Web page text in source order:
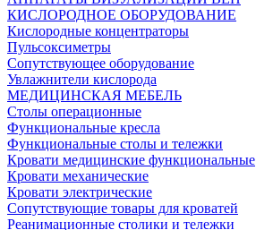
КИСЛОРОДНОЕ ОБОРУДОВАНИЕ
Кислородные концентраторы
Пульсоксиметры
Сопутствующее оборудование
Увлажнители кислорода
МЕДИЦИНСКАЯ МЕБЕЛЬ
Столы операционные
Функциональные кресла
Функциональные столы и тележки
Кровати медицинские функциональные
Кровати механические
Кровати электрические
Сопутствующие товары для кроватей
Реанимационные столики и тележки